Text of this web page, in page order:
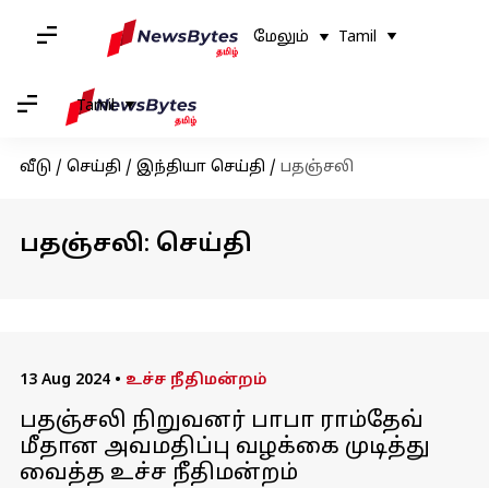
மேலும் Tamil
Tamil
வீடு / செய்தி / இந்தியா செய்தி / பதஞ்சலி
பதஞ்சலி: செய்தி
13 Aug 2024 • உச்ச நீதிமன்றம்
பதஞ்சலி நிறுவனர் பாபா ராம்தேவ்
மீதான அவமதிப்பு வழக்கை முடித்து
வைத்த உச்ச நீதிமன்றம்